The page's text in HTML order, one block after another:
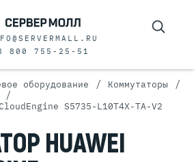
800 755-25-51
оборудование / Коммутаторы /
/
S5735-L10T4X-TA-V2
HUAWEI